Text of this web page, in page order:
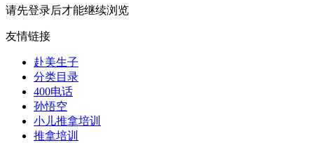
请先登录后才能继续浏览
友情链接
赴美生子
分类目录
400电话
孙悟空
小儿推拿培训
推拿培训